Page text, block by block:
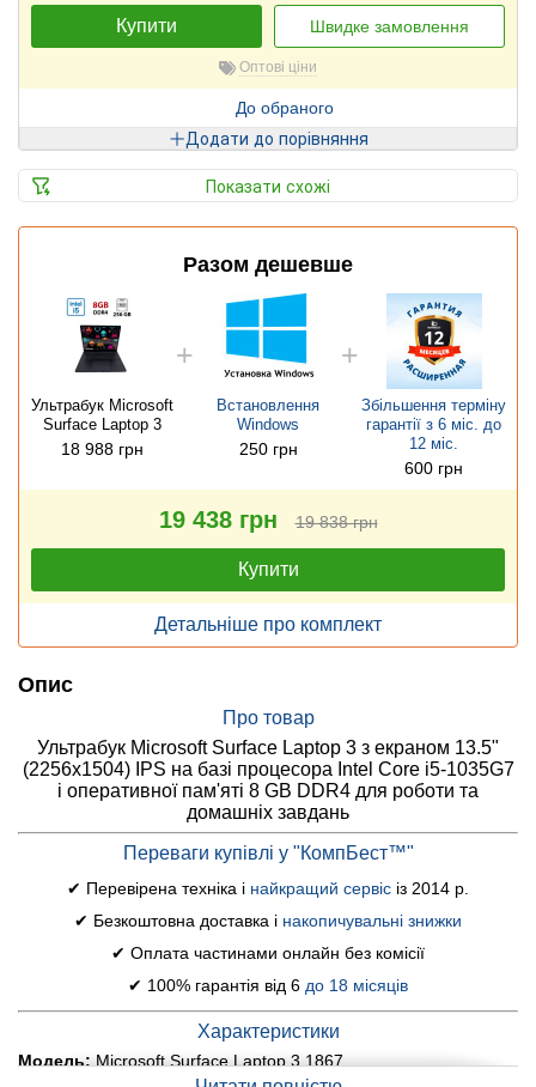
Купити Швидке замовлення
Оптові ціни
До обраного
Додати до порівняння
Показати схожі
Разом дешевше
Ультрабук Microsoft
Surface Laptop 3
18 988 грн
Встановлення
Windows
250 грн
Збільшення терміну
гарантії з 6 міс. до
12 міс.
600 грн
19 438 грн 19 838 грн
Купити
Детальніше про комплект
Опис
Про товар
Ультрабук Microsoft Surface Laptop 3 з екраном 13.5"
(2256x1504) IPS на базі процесора Intel Core i5-1035G7
і оперативної пам'яті 8 GB DDR4 для роботи та
домашніх завдань
Переваги купівлі у "КомпБест™"
✔ Перевірена техніка і найкращий сервіс із 2014 р.
✔ Безкоштовна доставка і накопичувальні знижки
✔ Оплата частинами онлайн без комісії
✔ 100% гарантія від 6 до 18 місяців
Характеристики
Модель: Microsoft Surface Laptop 3 1867